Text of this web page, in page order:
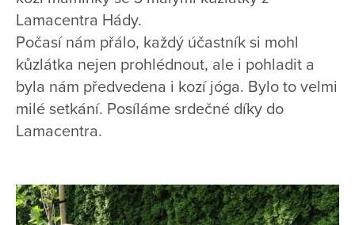
Lamacentra Hády.
Počasí nám přálo, každý účastník si mohl
kůzlátka nejen prohlédnout, ale i pohladit a
byla nám předvedena i kozí jóga. Bylo to velmi
milé setkání. Posíláme srdečné díky do
Lamacentra.